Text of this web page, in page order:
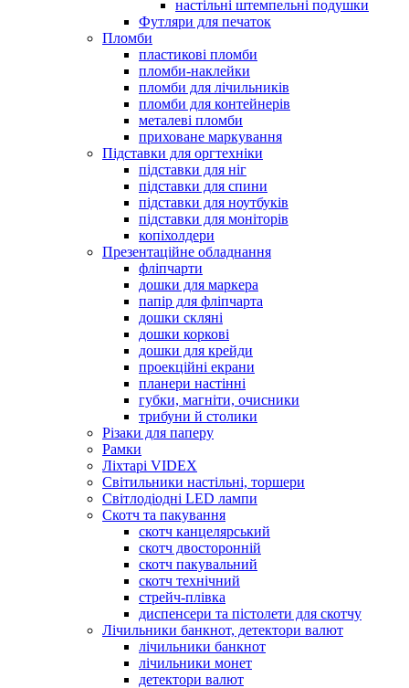
настільні штемпельні подушки
Футляри для печаток
Пломби
пластикові пломби
пломби-наклейки
пломби для лічильників
пломби для контейнерів
металеві пломби
приховане маркування
Підставки для оргтехніки
підставки для ніг
підставки для спини
підставки для ноутбуків
підставки для моніторів
копіхолдери
Презентаційне обладнання
фліпчарти
дошки для маркера
папір для фліпчарта
дошки скляні
дошки коркові
дошки для крейди
проекційні екрани
планери настінні
губки, магніти, очисники
трибуни й столики
Різаки для паперу
Рамки
Ліхтарі VIDEX
Світильники настільні, торшери
Світлодіодні LED лампи
Скотч та пакування
скотч канцелярський
скотч двосторонній
скотч пакувальний
скотч технічний
стрейч-плівка
диспенсери та пістолети для скотчу
Лічильники банкнот, детектори валют
лічильники банкнот
лічильники монет
детектори валют